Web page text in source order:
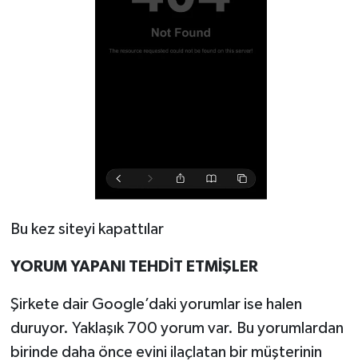
Bu kez siteyi kapattılar
YORUM YAPANI TEHDİT ETMİŞLER
Şirkete dair Google’daki yorumlar ise halen
duruyor. Yaklaşık 700 yorum var. Bu yorumlardan
birinde daha önce evini ilaçlatan bir müşterinin